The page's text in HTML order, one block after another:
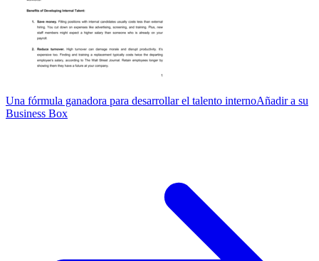
Una fórmula ganadora para desarrollar el talento internoAñadir a su
Business Box